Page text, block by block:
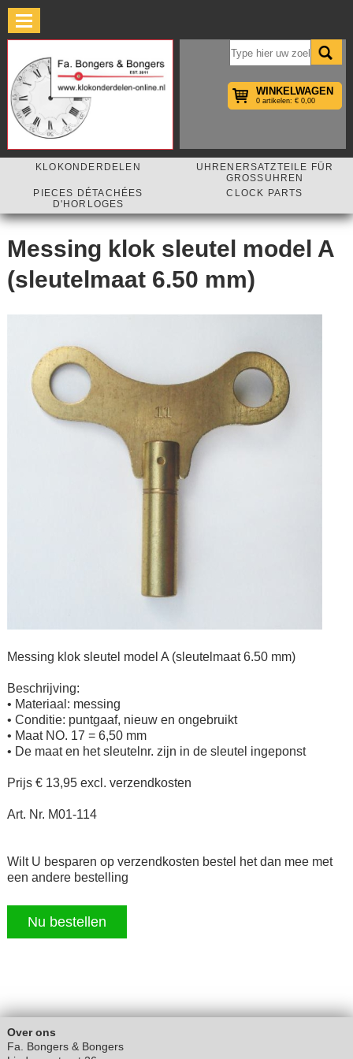
WINKELWAGEN
0 artikelen: € 0,00
KLOKONDERDELEN
UHRENERSATZTEILE FÜR
GROSSUHREN
PIECES DÉTACHÉES
D'HORLOGES
CLOCK PARTS
Messing klok sleutel model A
(sleutelmaat 6.50 mm)
Messing klok sleutel model A (sleutelmaat 6.50 mm)
Beschrijving:
• Materiaal: messing
• Conditie: puntgaaf, nieuw en ongebruikt
• Maat NO. 17 = 6,50 mm
• De maat en het sleutelnr. zijn in de sleutel ingeponst
Prijs € 13,95 excl. verzendkosten
Art. Nr. M01-114
Wilt U besparen op verzendkosten bestel het dan mee met
een andere bestelling
Nu bestellen
Over ons
Fa. Bongers & Bongers